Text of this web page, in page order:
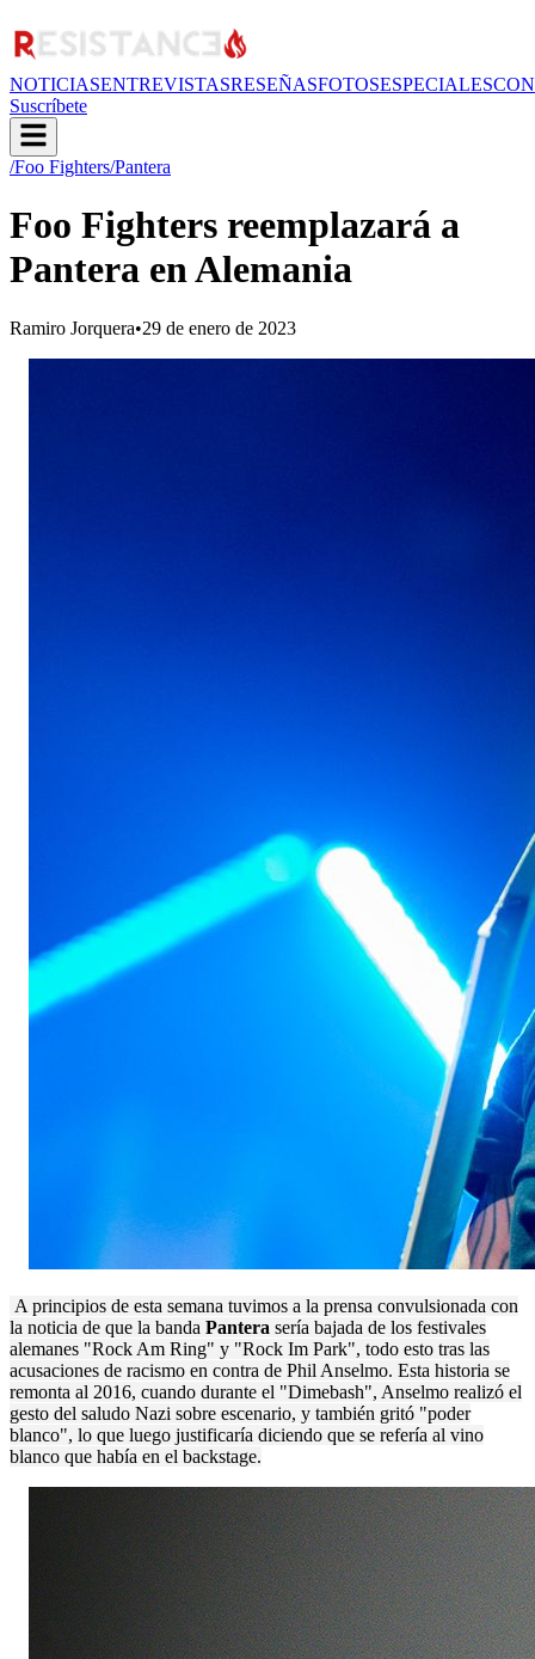
NOTICIASENTREVISTASRESEÑASFOTOSESPECIALES
Suscríbete
/Foo Fighters/Pantera
Foo Fighters reemplazará a
Pantera en Alemania
Ramiro Jorquera•29 de enero de 2023
A principios de esta semana tuvimos a la prensa convulsionada con
la noticia de que la banda Pantera sería bajada de los festivales
alemanes "Rock Am Ring" y "Rock Im Park", todo esto tras las
acusaciones de racismo en contra de Phil Anselmo. Esta historia se
remonta al 2016, cuando durante el "Dimebash", Anselmo realizó el
gesto del saludo Nazi sobre escenario, y también gritó "poder
blanco", lo que luego justificaría diciendo que se refería al vino
blanco que había en el backstage.